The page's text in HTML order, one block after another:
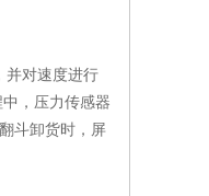
并对速度进行
，压力传感器
斗卸货时，屏